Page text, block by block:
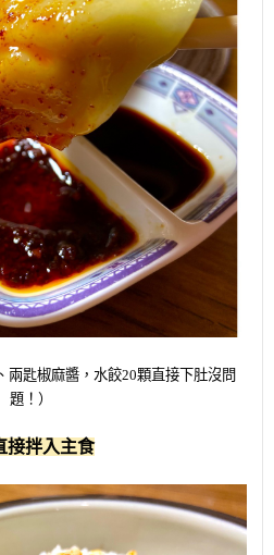
兩匙椒麻醬，水餃20顆直接下肚沒問
題！）
接拌入主食